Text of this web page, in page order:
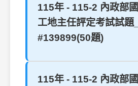
115年 - 115-2 內政部
工地主任評定考試試題
#139899(50題)
115年 - 115-2 內政部